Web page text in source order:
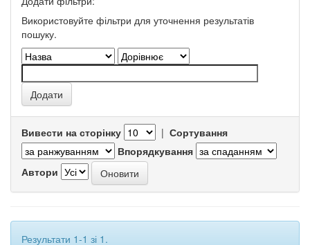
Використовуйте фільтри для уточнення результатів
пошуку.
Вивести на сторінку | Сортування
Впорядкування
Автори
Результати 1-1 зі 1.